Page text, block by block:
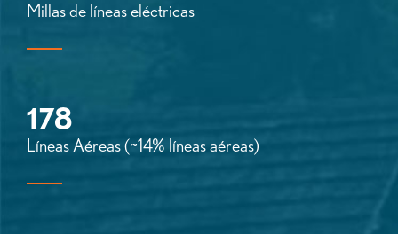
Millas de líneas eléctricas
178
Líneas Aéreas (~14% líneas aéreas)